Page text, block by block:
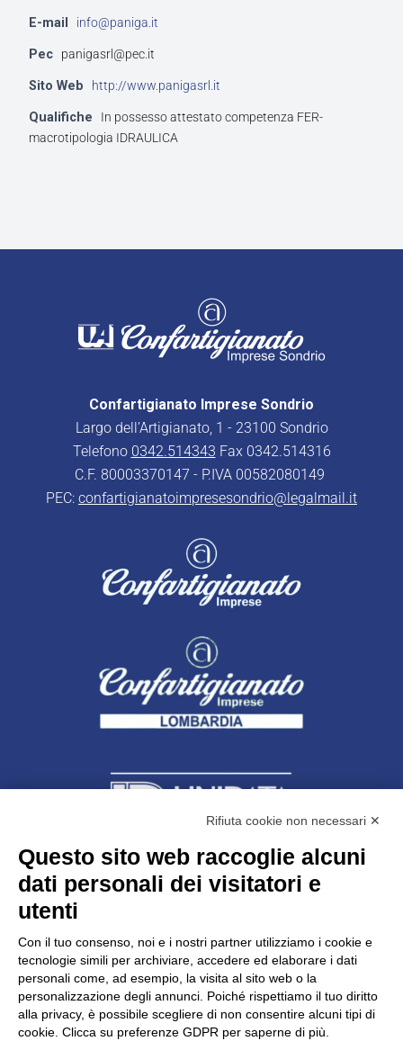
E-mail info@paniga.it
Pec panigasrl@pec.it
Sito Web http://www.panigasrl.it
Qualifiche
In possesso attestato competenza FER-
macrotipologia IDRAULICA
Confartigianato Imprese Sondrio
Largo dell’Artigianato, 1 - 23100 Sondrio
Telefono 0342.514343 Fax 0342.514316
C.F. 80003370147 - P.IVA 00582080149
PEC: confartigianatoimpresesondrio@legalmail.it
Unidata s.r.lcon unico socio
Largo dell’Artigianato, 1 - 23100 Sondrio
C.F. 00481790145 - N.REA SO-36426
PEC: unidata.sondrio@legalmail.it
Cap. soc. euro 100.000,00 i.v.
Rifiuta cookie non necessari ✕
Questo sito web raccoglie alcuni
dati personali dei visitatori e
utenti
Con il tuo consenso, noi e i nostri partner utilizziamo i cookie e
tecnologie simili per archiviare, accedere ed elaborare i dati
personali come, ad esempio, la visita al sito web o la
personalizzazione degli annunci. Poiché rispettiamo il tuo diritto
alla privacy, è possibile scegliere di non consentire alcuni tipi di
cookie. Clicca su preferenze GDPR per saperne di più.